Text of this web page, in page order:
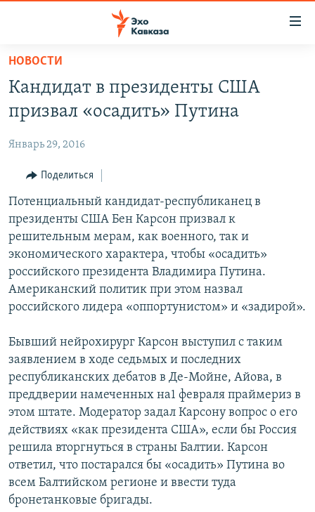
Вернуться
основному
содержанию
Вернутся
навигации
Вернутся
поиску
ТБИЛИСИ
СУХУМИ
ЦХИНВАЛИ
ВЕСЬ КАВКАЗ
СЕВЕРНЫЙ КАВКАЗ
АРМЕНИЯ
АЗЕРБАЙДЖАН
ТЕМЫ
ПОЛИТИКА
ЭКОНОМИКА
ОБЩЕСТВО
КУЛЬТУРА
РУБРИКИ
НЕКРУГЛЫЙ СТОЛ
ГОСТЬ НЕДЕЛИ
ПОЗИЦИЯ
ЧИТАЕМ ПРЕССУ
МУЛЬТИМЕДИА
ВИДЕО
ФОТО
АУДИО
ПОДКАСТЫ
ПРИСОЕДИНЯЙТЕСЬ!
Все сайты РСЕ/РС
НОВОСТИ
Кандидат в президенты США
призвал «осадить» Путина
Январь 29, 2016
Поделиться
Потенциальный кандидат-республиканец в
президенты США Бен Карсон призвал к
решительным мерам, как военного, так и
экономического характера, чтобы «осадить»
российского президента Владимира Путина.
Американский политик при этом назвал
российского лидера «оппортунистом» и «задирой».
Бывший нейрохирург Карсон выступил с таким
заявлением в ходе седьмых и последних
республиканских дебатов в Де-Мойне, Айова, в
преддверии намеченных на1 февраля праймериз в
этом штате. Модератор задал Карсону вопрос о его
действиях «как президента США», если бы Россия
решила вторгнуться в страны Балтии. Карсон
ответил, что постарался бы «осадить» Путина во
всем Балтийском регионе и ввести туда
бронетанковые бригады.